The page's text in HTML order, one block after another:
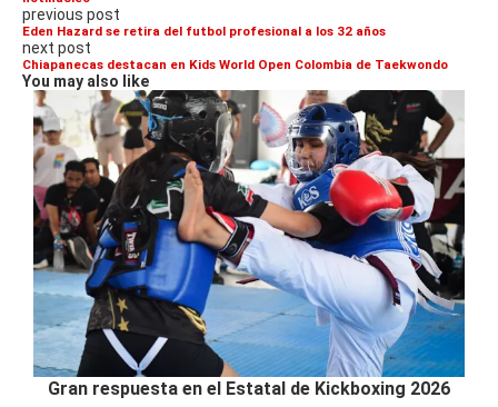
previous post
Eden Hazard se retira del futbol profesional a los 32 años
next post
Chiapanecas destacan en Kids World Open Colombia de Taekwondo
You may also like
Gran respuesta en el Estatal de Kickboxing 2026